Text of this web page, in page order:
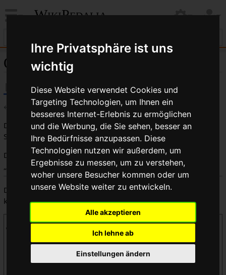
Ihre Privatsphäre ist uns
wichtig
Diese Website verwendet Cookies und
Targeting Technologien, um Ihnen ein
besseres Internet-Erlebnis zu ermöglichen
und die Werbung, die Sie sehen, besser an
Ihre Bedürfnisse anzupassen. Diese
Technologien nutzen wir außerdem, um
Ergebnisse zu messen, um zu verstehen,
woher unsere Besucher kommen oder um
unsere Website weiter zu entwickeln.
Alle akzeptieren
Ich lehne ab
Einstellungen ändern
WikiPedalia
Quelltext der Seite Gepäckträger
← Gepäckträger
Du bist aus dem folgenden Grund nicht berechtigt, diese
Seite zu bearbeiten:
Diese Aktion ist auf Benutzer beschränkt, die der Gruppe
„ Benutzer“ angehören.
Du kannst den Quelltext dieser Seite betrachten und
kopieren.